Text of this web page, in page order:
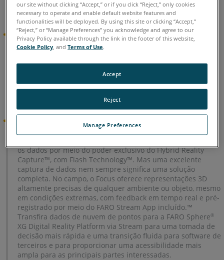
Manual do usuário para FARO Stream
Laser Scanner Acessórios
tripés, montagens e baterias.
Para pedir acessórios,entre em contato com o
os dados por meio do poder exclusivo do Hybrid Reality
Capture™, com Flash Technology™. Mas uma excelente
captura de dados nem sempre significa uma solução
completa. No campo, o Focus oferece representações 3D
altamente precisas de qualquer ambiente ou objeto, mesmo
em condições extremas, com feedback em tempo real e pré-
registrado por meio do FARO Stream App incluído.™
Transfira dados de nuvem de pontos para a FARO Sphere®
XG Digital Reality Platform via Stream para uma tomada de
decisão mais rápida e uma transição fluida para software de
terceiros e para proporcionar uma acessibilidade mais
ampla para as principais partes interessadas.
our site without clicking “Accept,” or if you click “Reject,” only cookies
necessary to operate and enable default website features and
functionalities will be deployed. By using this site or clicking “Accept,”
“Reject,” or “Manage Preferences” you acknowledge and agree to our
Privacy Policy available through the link in the footer of this website,
Cookie Policy , andTerms of Use.
Manage Preferences
Reject
Accept